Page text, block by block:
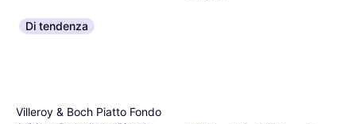
Di tendenza
Villeroy & Boch Piatto Fondo